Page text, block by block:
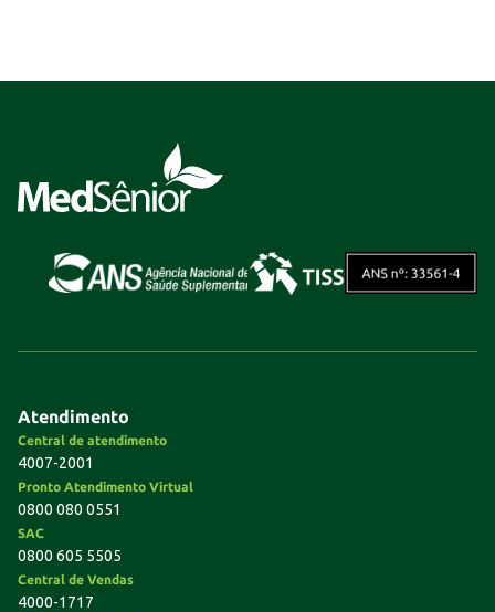
Atendimento
Central de atendimento
4007-2001
Pronto Atendimento Virtual
0800 080 0551
SAC
0800 605 5505
Central de Vendas
4000-1717